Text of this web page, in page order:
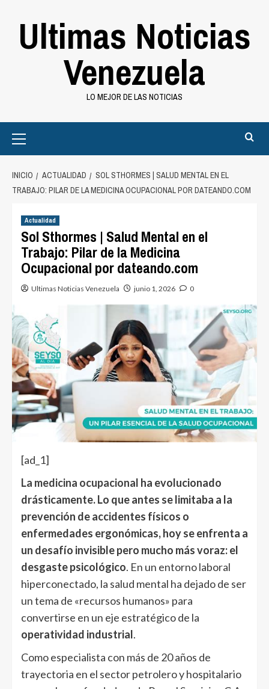
Ultimas Noticias
Venezuela
LO MEJOR DE LAS NOTICIAS
Menu
INICIO ACTUALIDAD
SOL STHORMES | SALUD MENTAL EN EL
TRABAJO: PILAR DE LA MEDICINA OCUPACIONAL POR DATEANDO.COM
Actualidad
Sol Sthormes | Salud Mental en el
Trabajo: Pilar de la Medicina
Ocupacional por dateando.com
Ultimas Noticias Venezuela junio 1, 2026 0
[ad_1]
La medicina ocupacional ha evolucionado
drásticamente. Lo que antes se limitaba a la
prevención de accidentes físicos o
enfermedades ergonómicas, hoy se enfrenta a
un desafío invisible pero mucho más voraz: el
desgaste psicológico. En un entorno laboral
hiperconectado, la salud mental ha dejado de ser
un tema de «recursos humanos» para
convertirse en un eje estratégico de la
operatividad industrial.
Como especialista con más de 20 años de
trayectoria en el sector petrolero y hospitalario